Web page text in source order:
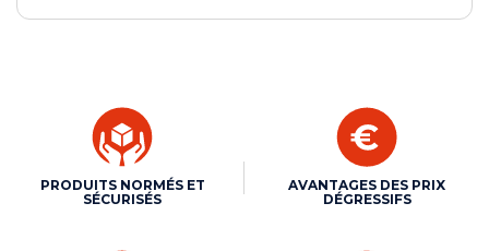
PRODUITS NORMÉS ET
SÉCURISÉS
AVANTAGES DES PRIX
DÉGRESSIFS